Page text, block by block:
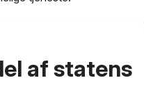
af statens